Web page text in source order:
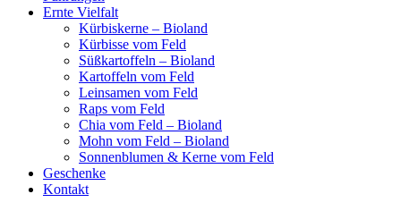
Ernte Vielfalt
Kürbiskerne – Bioland
Kürbisse vom Feld
Süßkartoffeln – Bioland
Kartoffeln vom Feld
Leinsamen vom Feld
Raps vom Feld
Chia vom Feld – Bioland
Mohn vom Feld – Bioland
Sonnenblumen & Kerne vom Feld
Geschenke
Kontakt